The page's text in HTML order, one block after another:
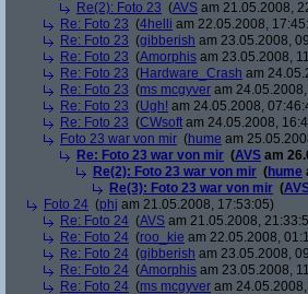
Re(2): Foto 23 (AVS am 21.05.2008,
Re: Foto 23 (4helli am 22.05.2008,
Re: Foto 23 (gibberish am 23.05.2008,
Re: Foto 23 (Amorphis am 23.05.2008,
Re: Foto 23 (Hardware_Crash am
Re: Foto 23 (ms mcgyver am
Re: Foto 23 (Ugh! am 24.05.2008,
Re: Foto 23 (CWsoft am 24.05.2008,
Foto 23 war von mir (hume am
Re: Foto 23 war von mir (AVS am
Re(2): Foto 23 war von mir (hume
Re(3): Foto 23 war von mir (
Foto 24 (phj am 21.05.2008, 17:53:05)
Re: Foto 24 (AVS am 21.05.2008,
Re: Foto 24 (roo_kie am 22.05.2008,
Re: Foto 24 (gibberish am 23.05.2008,
Re: Foto 24 (Amorphis am 23.05.2008,
Re: Foto 24 (ms mcgyver am